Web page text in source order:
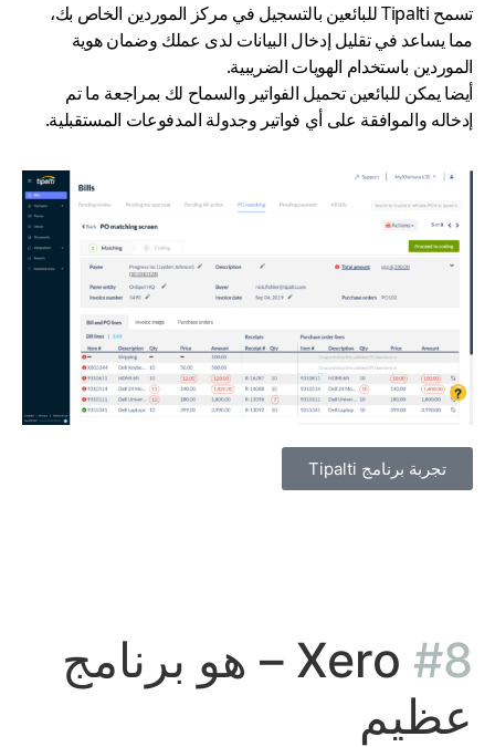
تسمح Tipaltiللبائعين بالتسجيل في مركز الموردين الخاص بك،
مما يساعد في تقليل إدخال البيانات لدى عملك وضمان هوية
الموردين باستخدام الهويات الضريبية.
أيضا يمكن للبائعين تحميل الفواتير والسماح لك بمراجعة ما تم
إدخاله والموافقة على أي فواتير وجدولة المدفوعات المستقبلية.
تجربة برنامج Tipalti
#8
Xero – هو برنامج
عظيم